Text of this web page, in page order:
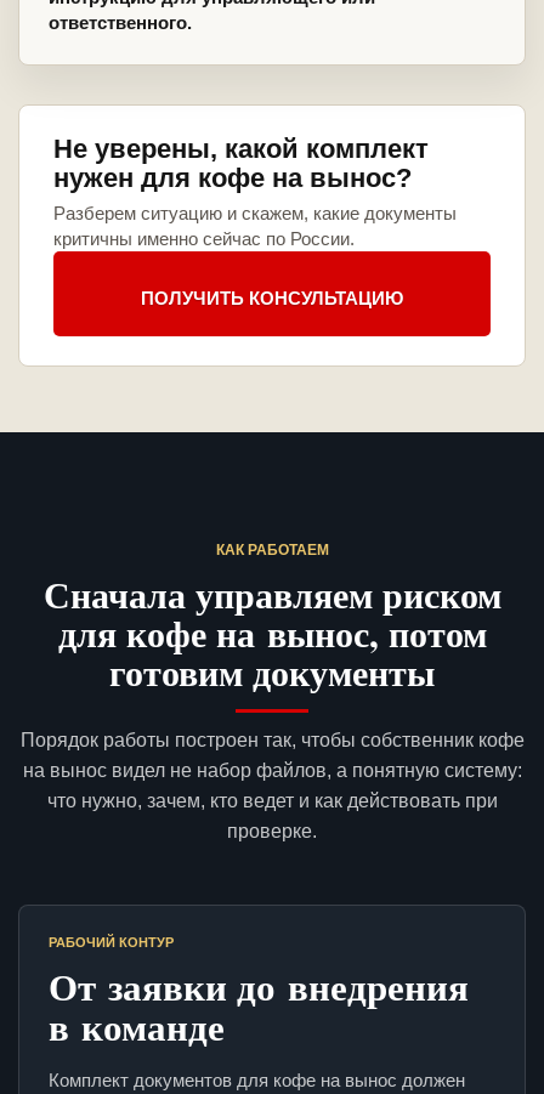
ответственного.
Не уверены, какой комплект
нужен для кофе на вынос?
Разберем ситуацию и скажем, какие документы
критичны именно сейчас по России.
ПОЛУЧИТЬ КОНСУЛЬТАЦИЮ
КАК РАБОТАЕМ
Сначала управляем риском
для кофе на вынос, потом
готовим документы
Порядок работы построен так, чтобы собственник кофе
на вынос видел не набор файлов, а понятную систему:
что нужно, зачем, кто ведет и как действовать при
проверке.
РАБОЧИЙ КОНТУР
От заявки до внедрения
в команде
Комплект документов для кофе на вынос должен